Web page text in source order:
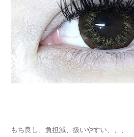
もち良し、負担減、扱いやすい、、、